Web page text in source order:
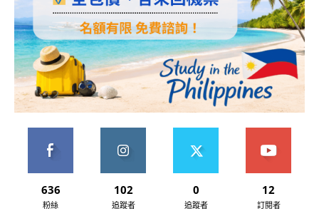
636
粉絲
102
追蹤者
0
追蹤者
12
訂閱者